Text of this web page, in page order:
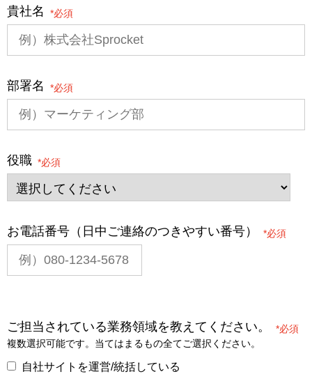
貴社名 *
部署名 *
役職 *
お電話番号（日中ご連絡のつきやすい番号） *
ご担当されている業務領域を教えてください。
*
複数選択可能です。当てはまるもの全てご選択ください。
自社サイトを運営/統括している